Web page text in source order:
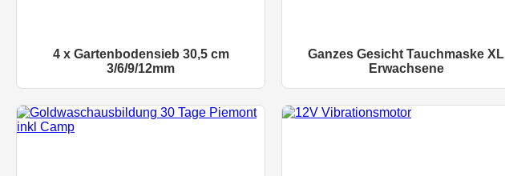
4 x Gartenbodensieb 30,5 cm
3/6/9/12mm
Ganzes Gesicht Tauchmaske XL
Erwachsene